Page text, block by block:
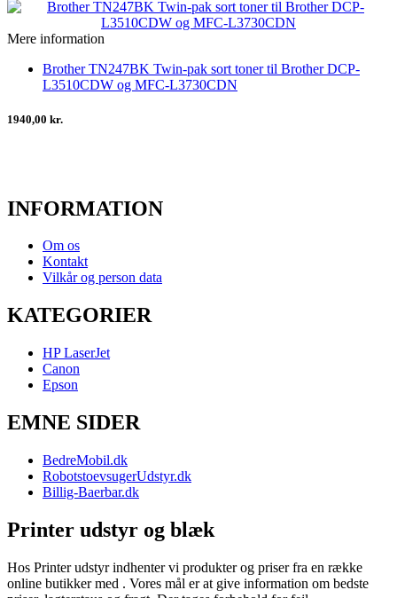
Mere information
Brother TN247BK Twin-pak sort toner til Brother DCP-
L3510CDW og MFC-L3730CDN
1940,00 kr.
INFORMATION
Om os
Kontakt
Vilkår og person data
KATEGORIER
HP LaserJet
Canon
Epson
EMNE SIDER
BedreMobil.dk
RobotstoevsugerUdstyr.dk
Billig-Baerbar.dk
Printer udstyr og blæk
Hos Printer udstyr indhenter vi produkter og priser fra en række
online butikker med . Vores mål er at give information om bedste